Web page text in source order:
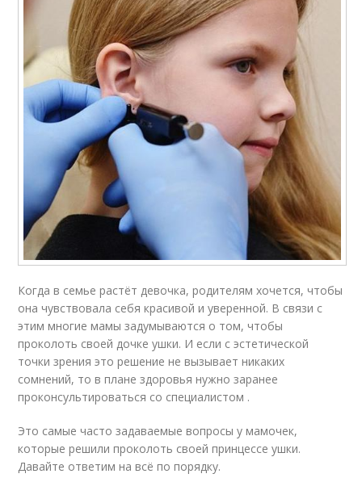
Когда в семье растёт девочка, родителям хочется, чтобы
она чувствовала себя красивой и уверенной. В связи с
этим многие мамы задумываются о том, чтобы
проколоть своей дочке ушки. И если с эстетической
точки зрения это решение не вызывает никаких
сомнений, то в плане здоровья нужно заранее
проконсультироваться со специалистом .
Это самые часто задаваемые вопросы у мамочек,
которые решили проколоть своей принцессе ушки.
Давайте ответим на всё по порядку.